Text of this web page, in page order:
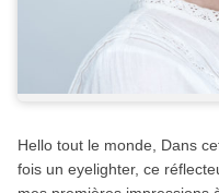
Hello tout le monde, Dans
fois un eyelighter, ce